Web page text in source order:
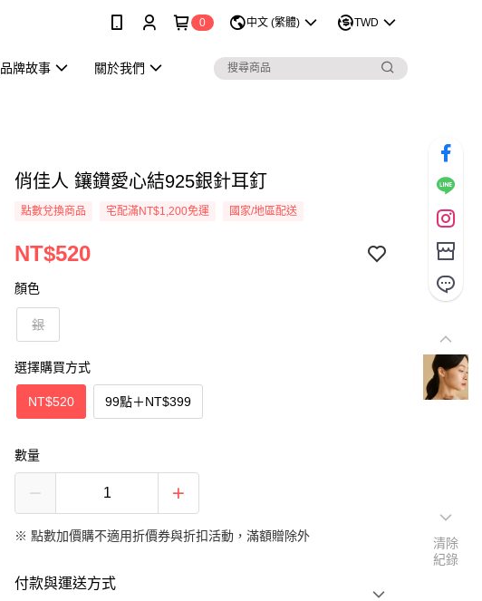
0 中文 (繁體) TWD
品牌故事 關於我們
俏佳人 鑲鑽愛心結925銀針耳釘
點數兌換商品 宅配滿NT$1,200免運 國家/地區配送
NT$520
顏色
銀
選擇購買方式
NT$520 99點＋NT$399
數量
※點數加價購不適用折價券與折扣活動，滿額贈除外
付款與運送方式
清除
紀錄